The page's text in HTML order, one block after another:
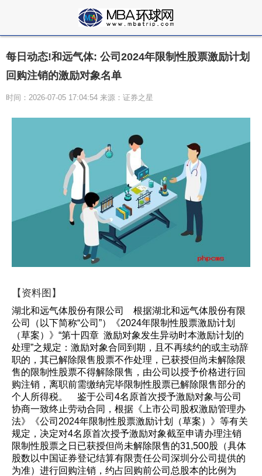
每日动态!和远气体: 公司2024年限制性股票激励计划
回购注销的激励对象名单
时间：2026-07-05 17:04:54 来源：证券之星
【资料图】
湖北和远气体股份有限公司 根据湖北和远气体股份有限
公司（以下简称“公司”）《2024年限制性股票激励计划
（草案）》“第十四章 激励对象发生异动时本激励计划的
处理”之规定：激励对象合同到期，且不再续约的或主动辞
职的，其已解除限售股票不作处理，已获授但尚未解除限
售的限制性股票不得解除限售，由公司以授予价格进行回
购注销，离职前需缴纳完毕限制性股票已解除限售部分的
个人所得税。 鉴于公司4名原首次授予激励对象与公司
协商一致终止劳动合同，根据《上市公司股权激励管理办
法》《公司2024年限制性股票激励计划（草案）》等有关
规定，决定对4名原首次授予激励对象截至申请办理注销
限制性股票之日已获授但尚未解除限售的31,500股（具体
股数以中国证券登记结算有限责任公司深圳分公司提供的
为准）进行回购注销，约占回购前公司总股本的比例为